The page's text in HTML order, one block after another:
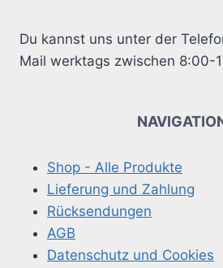
Du kannst uns unter der
Mail werktags zwischen 8:00-
Shop - Alle Produkte
Lieferung und Zahlung
Rücksendungen
AGB
Datenschutz und Cookies